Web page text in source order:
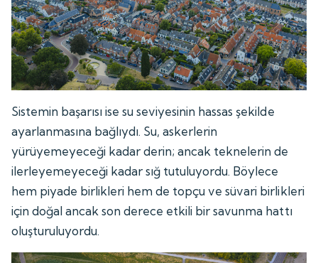
Sistemin başarısı ise su seviyesinin hassas şekilde
ayarlanmasına bağlıydı. Su, askerlerin
yürüyemeyeceği kadar derin; ancak teknelerin de
ilerleyemeyeceği kadar sığ tutuluyordu. Böylece
hem piyade birlikleri hem de topçu ve süvari birlikleri
için doğal ancak son derece etkili bir savunma hattı
oluşturuluyordu.